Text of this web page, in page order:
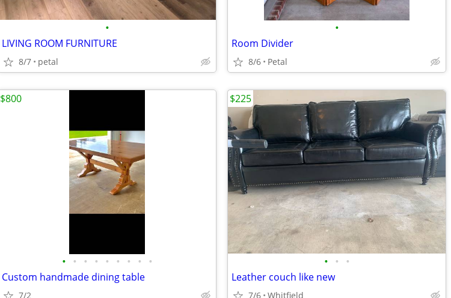
•
LIVING ROOM FURNITURE
8/7 petal
•
Room Divider
8/6 Petal
• • • • • • • • •
Custom handmade dining table
7/2
$800
• • •
Leather couch like new
7/6 Whitfield
$225